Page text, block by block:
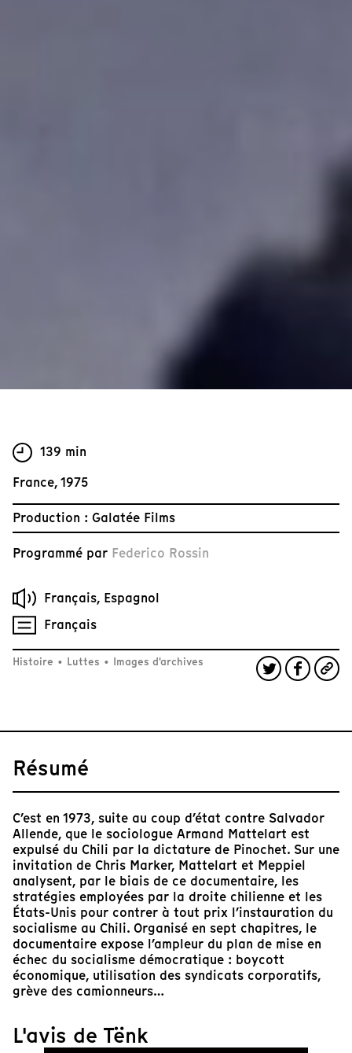
139 min
France, 1975
Production : Galatée Films
Programmé par Federico Rossin
Français, Espagnol
Français
Histoire • Luttes • Images d'archives
Résumé
C’est en 1973, suite au coup d’état contre Salvador
Allende, que le sociologue Armand Mattelart est
expulsé du Chili par la dictature de Pinochet. Sur une
invitation de Chris Marker, Mattelart et Meppiel
analysent, par le biais de ce documentaire, les
stratégies employées par la droite chilienne et les
États-Unis pour contrer à tout prix l’instauration du
socialisme au Chili. Organisé en sept chapitres, le
documentaire expose l’ampleur du plan de mise en
échec du socialisme démocratique : boycott
économique, utilisation des syndicats corporatifs,
grève des camionneurs…
L'avis de Tënk